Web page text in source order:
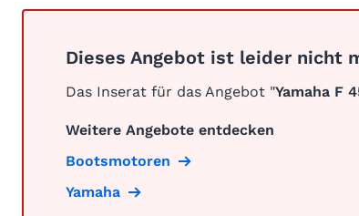
Dieses Angebot ist leider nicht
Das Inserat für das Angebot "Yamaha F
Weitere Angebote entdecken
Bootsmotoren
Yamaha